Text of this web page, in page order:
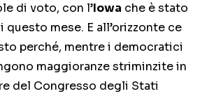
di voto, con l’Iowa che è stato
questo mese. E all’orizzonte ce
perché, mentre i democratici
maggioranze striminzite in
del Congresso degli Stati